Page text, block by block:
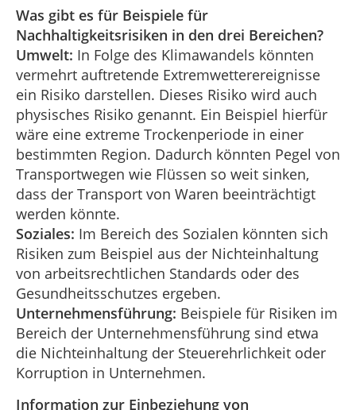
Was gibt es für Beispiele für
Nachhaltigkeitsrisiken in den drei Bereichen?
Umwelt: In Folge des Klimawandels könnten
vermehrt auftretende Extremwetterereignisse
ein Risiko darstellen. Dieses Risiko wird auch
physisches Risiko genannt. Ein Beispiel hierfür
wäre eine extreme Trockenperiode in einer
bestimmten Region. Dadurch könnten Pegel von
Transportwegen wie Flüssen so weit sinken,
dass der Transport von Waren beeinträchtigt
werden könnte.
Soziales: Im Bereich des Sozialen könnten sich
Risiken zum Beispiel aus der Nichteinhaltung
von arbeitsrechtlichen Standards oder des
Gesundheitsschutzes ergeben.
Unternehmensführung: Beispiele für Risiken im
Bereich der Unternehmensführung sind etwa
die Nichteinhaltung der Steuerehrlichkeit oder
Korruption in Unternehmen.
Information zur Einbeziehung von